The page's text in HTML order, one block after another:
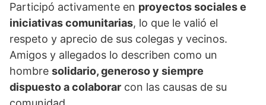
Participó activamente en proyectos sociales e
iniciativas comunitarias, lo que le valió el
respeto y aprecio de sus colegas y vecinos.
Amigos y allegados lo describen como un
hombre solidario, generoso y siempre
dispuesto a colaborar con las causas de su